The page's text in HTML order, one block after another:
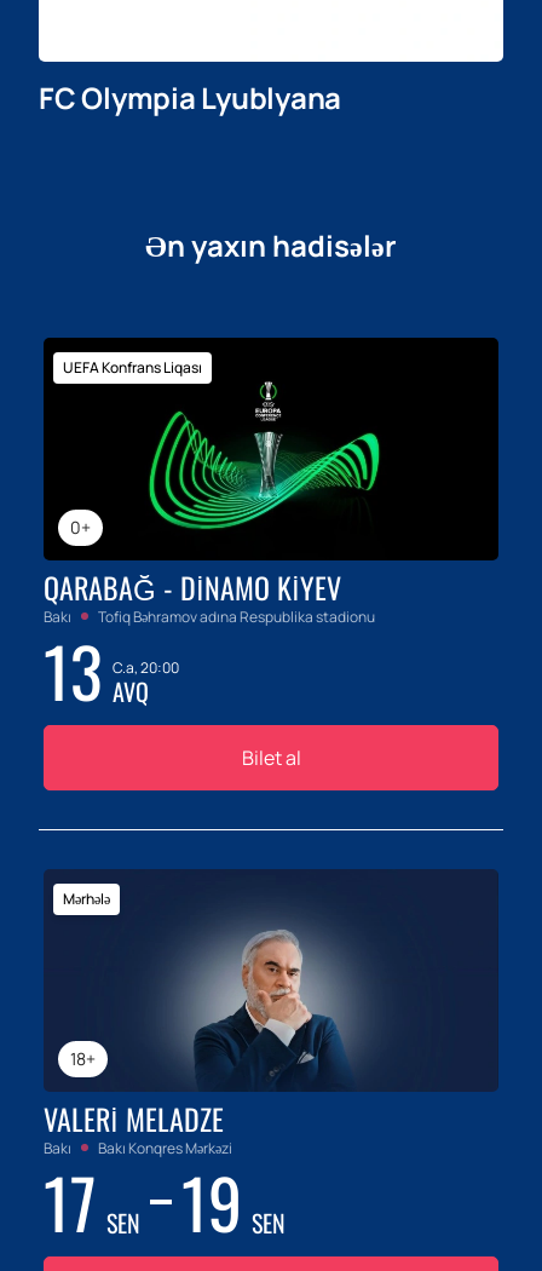
FC Olympia Lyublyana
Ən yaxın hadisələr
0+
UEFA Konfrans Liqası
QARABAĞ - DINAMO KIYEV
Bakı Tofiq Bəhramov adına Respublika stadionu
13 C.a, 20:00
AVQ
Bilet al
18+
Mərhələ
VALERI MELADZE
Bakı Bakı Konqres Mərkəzi
17 SEN 19 SEN